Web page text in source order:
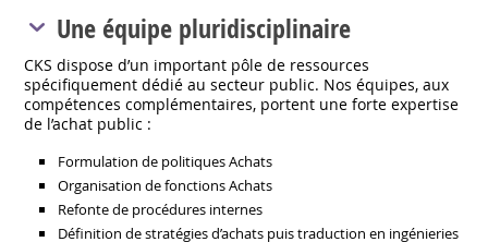
Une équipe pluridisciplinaire
CKS dispose d’un important pôle de ressources
spécifiquement dédié au secteur public. Nos équipes, aux
compétences complémentaires, portent une forte expertise
de l’achat public :
Formulation de politiques Achats
Organisation de fonctions Achats
Refonte de procédures internes
Définition de stratégies d’achats puis traduction en ingénieries